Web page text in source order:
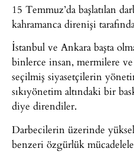
15 Temmuz’da başlatılan
kahramanca direnişi
İstanbul ve Ankara başta
binlerce insan, mermilere ve
seçilmiş siyasetçilerin
sıkıyönetim altındaki bir
diye direndiler.
Darbecilerin üzerinde
benzeri özgürlük